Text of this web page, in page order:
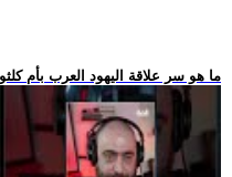
.. ما هو سر علاقة اليهود العرب بأم